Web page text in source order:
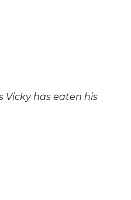
Vicky has eaten his